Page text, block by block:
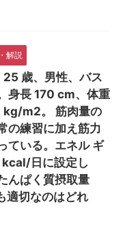
解説
歳、男性、バス
身長 170 cm、体重
m2。 筋肉量の
の練習に加え筋力
ている。エネル ギ
日に設定し
んぱく質摂取量
適切なのはどれ